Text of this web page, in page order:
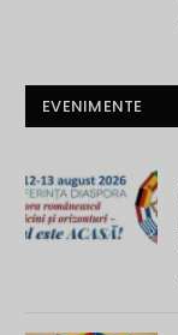
EVENIMENTE